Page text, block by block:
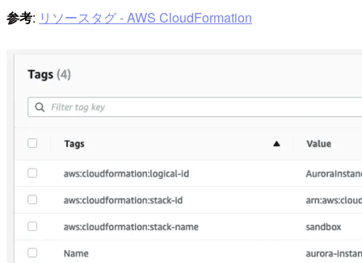
参考: リソースタグ - AWS CloudFormation